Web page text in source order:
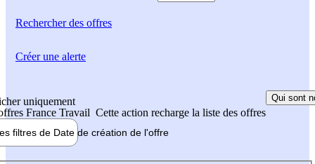
Rechercherdes offres
uniquement
France Travail Cette action recharge la liste des offres
Qui sont
filtres de Date de création de l'offre
Créer une alerte